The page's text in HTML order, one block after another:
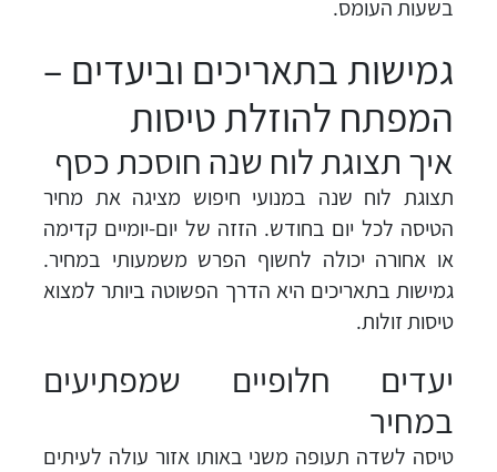
בשעות העומס.
גמישות בתאריכים וביעדים –
המפתח להוזלת טיסות
איך תצוגת לוח שנה חוסכת כסף
תצוגת לוח שנה במנועי חיפוש מציגה את מחיר
הטיסה לכל יום בחודש. הזזה של יום-יומיים קדימה
או אחורה יכולה לחשוף הפרש משמעותי במחיר.
גמישות בתאריכים היא הדרך הפשוטה ביותר למצוא
טיסות זולות.
יעדים חלופיים שמפתיעים
במחיר
טיסה לשדה תעופה משני באותו אזור עולה לעיתים